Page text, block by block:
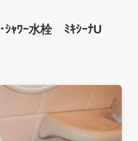
ｼｬﾜｰ水栓 ﾐｷｼｰﾅU